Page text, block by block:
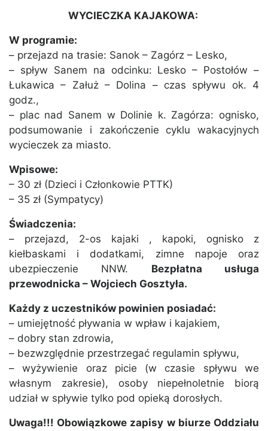
WYCIECZKA KAJAKOWA:
W programie:
– przejazd na trasie: Sanok – Zagórz – Lesko,
– spływ Sanem na odcinku: Lesko – Postołów –
Łukawica – Załuż – Dolina – czas spływu ok. 4
godz.,
– plac nad Sanem w Dolinie k. Zagórza: ognisko,
podsumowanie i zakończenie cyklu wakacyjnych
wycieczek za miasto.
Wpisowe:
– 30 zł (Dzieci i Członkowie PTTK)
– 35 zł (Sympatycy)
Świadczenia:
– przejazd, 2-os kajaki , kapoki, ognisko z
kiełbaskami i dodatkami, zimne napoje oraz
ubezpieczenie NNW. Bezpłatna usługa
przewodnicka – Wojciech Gosztyła.
Każdy z uczestników powinien posiadać:
– umiejętność pływania w wpław i kajakiem,
– dobry stan zdrowia,
– bezwzględnie przestrzegać regulamin spływu,
– wyżywienie oraz picie (w czasie spływu we
własnym zakresie), osoby niepełnoletnie biorą
udział w spływie tylko pod opieką dorosłych.
Uwaga!!! Obowiązkowe zapisy w biurze Oddziału